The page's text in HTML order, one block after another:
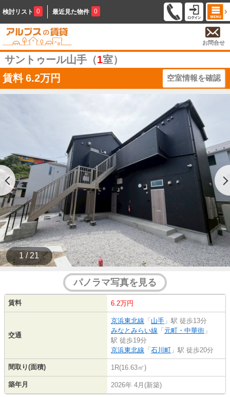
検討リスト 0 最近見た物件 0
お問合せ
サントゥール山手（1室）
賃料 6.2万円 空室情報を確認
1 / 21
パノラマ写真を見る
賃料 6.2万円
交通
京浜東北線 「 山手 」駅 徒歩13分
みなとみらい線 「 元町・中華街 」
駅 徒歩19分
京浜東北線 「 石川町 」駅 徒歩20分
間取り(面積) 1R(16.63㎡)
築年月 2026年 4月(新築)